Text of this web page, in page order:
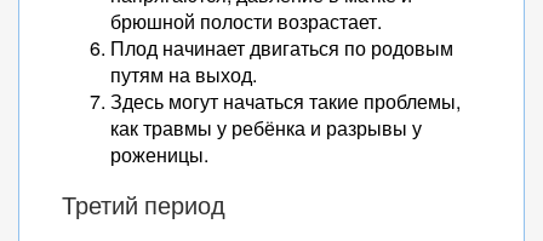
брюшной полости возрастает.
Плод начинает двигаться по родовым
путям на выход.
Здесь могут начаться такие проблемы,
как травмы у ребёнка и разрывы у
роженицы.
Третий период